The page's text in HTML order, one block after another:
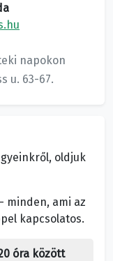
napokon
u. 63-67.
oldjuk
minden, ami az
kapcsolatos.
óra között